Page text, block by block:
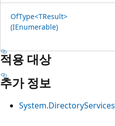
OfType<TResult>
(IEnumerable)
적용 대상
추가 정보
System.DirectoryServices